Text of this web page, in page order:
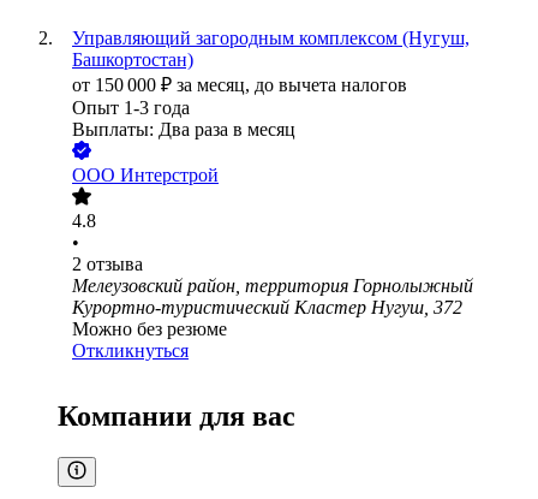
Управляющий загородным комплексом (Нугуш,
Башкортостан)
от 150 000 ₽ за месяц, до вычета налогов
Опыт 1-3 года
Выплаты: Два раза в месяц
ООО Интерстрой
4.8
•
2 отзыва
Мелеузовский район, территория Горнолыжный
Курортно-туристический Кластер Нугуш, 372
Можно без резюме
Откликнуться
Компании для вас